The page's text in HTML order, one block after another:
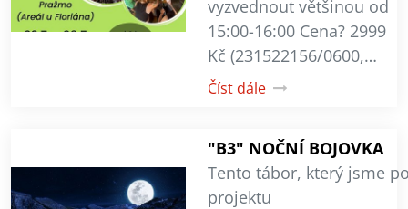
vyzvednout většinou od
15:00-16:00 Cena? 2999
Kč (231522156/0600,…
Číst dále
"B3" NOČNÍ BOJOVKA
Tento tábor, který jsme
projektu